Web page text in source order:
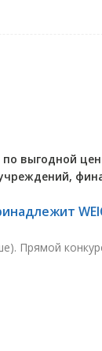
по выгодной
Прямой